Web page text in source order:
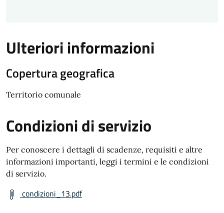
Ulteriori informazioni
Copertura geografica
Territorio comunale
Condizioni di servizio
Per conoscere i dettagli di scadenze, requisiti e altre
informazioni importanti, leggi i termini e le condizioni
di servizio.
condizioni_13.pdf